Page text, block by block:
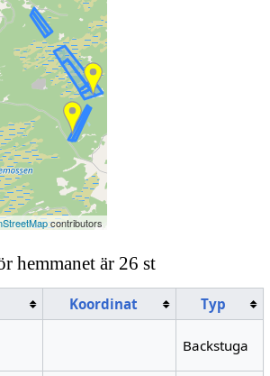
contributors
hemmanet är 26 st
Koordinat
Typ
Backstuga